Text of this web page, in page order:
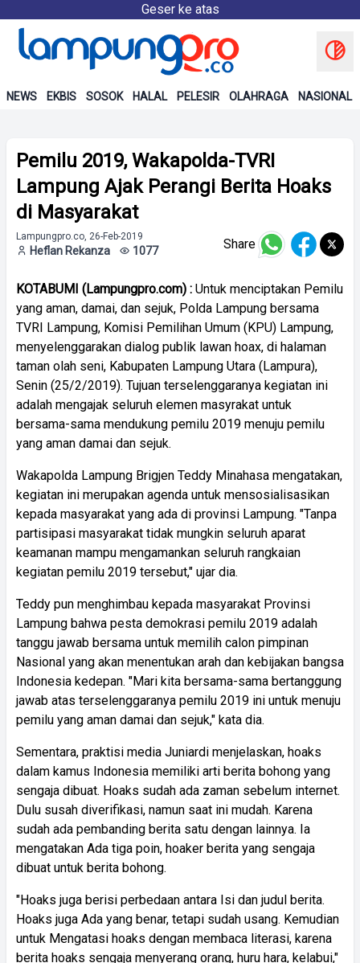
Geser ke atas
NEWS EKBIS SOSOK HALAL PELESIR OLAHRAGA NASIONAL
Pemilu 2019, Wakapolda-TVRI
Lampung Ajak Perangi Berita Hoaks
di Masyarakat
Lampungpro.co, 26-Feb-2019
Heflan Rekanza 1077 Share
KOTABUMI (Lampungpro.com) : Untuk menciptakan Pemilu
yang aman, damai, dan sejuk, Polda Lampung bersama
TVRI Lampung, Komisi Pemilihan Umum (KPU) Lampung,
menyelenggarakan dialog publik lawan hoax, di halaman
taman olah seni, Kabupaten Lampung Utara (Lampura),
Senin (25/2/2019). Tujuan terselenggaranya kegiatan ini
adalah mengajak seluruh elemen masyrakat untuk
bersama-sama mendukung pemilu 2019 menuju pemilu
yang aman damai dan sejuk.
Wakapolda Lampung Brigjen Teddy Minahasa mengatakan,
kegiatan ini merupakan agenda untuk mensosialisasikan
kepada masyarakat yang ada di provinsi Lampung. "Tanpa
partisipasi masyarakat tidak mungkin seluruh aparat
keamanan mampu mengamankan seluruh rangkaian
kegiatan pemilu 2019 tersebut," ujar dia.
Teddy pun menghimbau kepada masyarakat Provinsi
Lampung bahwa pesta demokrasi pemilu 2019 adalah
tanggu jawab bersama untuk memilih calon pimpinan
Nasional yang akan menentukan arah dan kebijakan bangsa
Indonesia kedepan. "Mari kita bersama-sama bertanggung
jawab atas terselenggaranya pemilu 2019 ini untuk menuju
pemilu yang aman damai dan sejuk," kata dia.
Sementara, praktisi media Juniardi menjelaskan, hoaks
dalam kamus Indonesia memiliki arti berita bohong yang
sengaja dibuat. Hoaks sudah ada zaman sebelum internet.
Dulu susah diverifikasi, namun saat ini mudah. Karena
sudah ada pembanding berita satu dengan lainnya. Ia
mengatakan Ada tiga poin, hoaker berita yang sengaja
dibuat untuk berita bohong.
"Hoaks juga berisi perbedaan antara Isi dan judul berita.
Hoaks juga Ada yang benar, tetapi sudah usang. Kemudian
untuk Mengatasi hoaks dengan membaca literasi, karena
berita hoaks sengaja menyerang orang, huru hara, kelabui,"